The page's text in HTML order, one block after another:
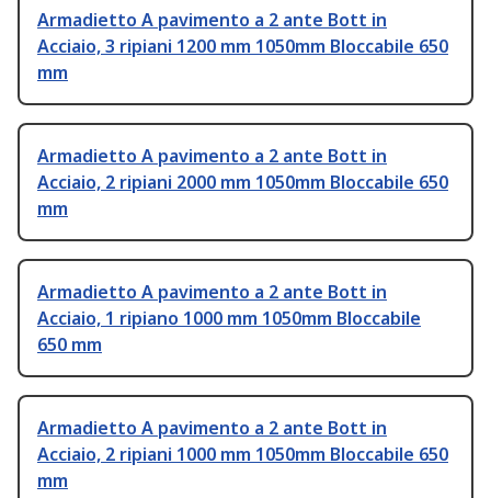
Armadietto A pavimento a 2 ante Bott in
Acciaio, 3 ripiani 1200 mm 1050mm Bloccabile 650
mm
Armadietto A pavimento a 2 ante Bott in
Acciaio, 2 ripiani 2000 mm 1050mm Bloccabile 650
mm
Armadietto A pavimento a 2 ante Bott in
Acciaio, 1 ripiano 1000 mm 1050mm Bloccabile
650 mm
Armadietto A pavimento a 2 ante Bott in
Acciaio, 2 ripiani 1000 mm 1050mm Bloccabile 650
mm